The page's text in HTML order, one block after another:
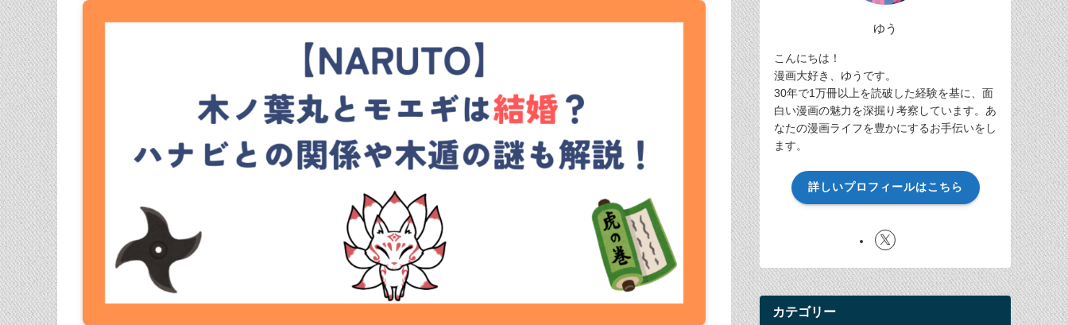
ゆう
こんにちは！
漫画大好き、ゆうです。
30年で1万冊以上を読破した経験を基に、面
白い漫画の魅力を深掘り考察しています。あ
なたの漫画ライフを豊かにするお手伝いをし
ます。
詳しいプロフィールはこちら
カテゴリー